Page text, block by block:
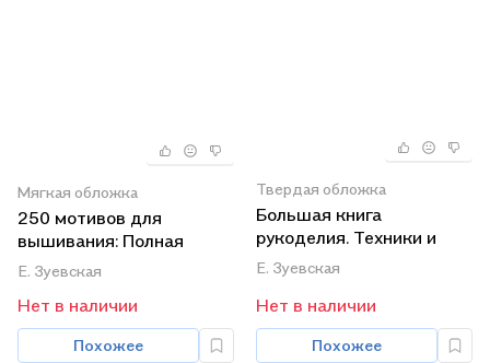
Мягкая обложка
250 мотивов для
вышивания: Полная
коллекция
Е. Зуевская
Нет в наличии
Похожее
Твердая обложка
Большая книга
рукоделия. Техники и
проекты! + выкройки на
одном листе
Е. Зуевская
Нет в наличии
Похожее